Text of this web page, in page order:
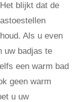
blijkt dat de
Als u even
uw badjas te
een warm bad
geen warm
u uw